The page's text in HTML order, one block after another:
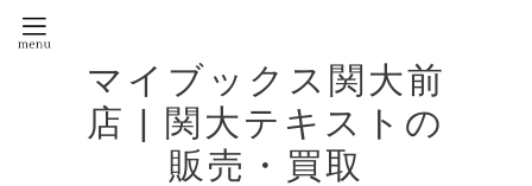
マイブックス関大前
店 | 関大テキストの
販売・買取